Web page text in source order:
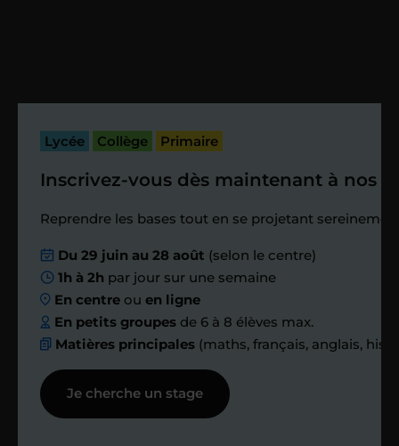
passé.
Étape 4
Nous planifions
ensemble des
échanges réguliers
Afin de suivre le travail et les progrès
réalisés, votre enseignant et moi-
même vous proposons des points et
Lycée Collège Primaire
Inscrivez-vous dès maintenant à nos
Reprendre les bases tout en se projetant
Du 29 juin au 28 août (selon le centre)
1h à 2h par jour sur une semaine
En centre ouen ligne
En petits groupes de 6 à 8 élèves max.
Matières principales (maths, français, anglais,
Je cherche un stage